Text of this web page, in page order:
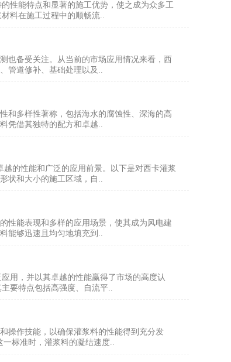
性能特点和显著的施工优势，使之成为众多工
料在施工过程中的顺畅流..
也备受关注。从当前的市场应用情况来看，西
管道修补、基础处理以及..
和多样性著称，包括海水的腐蚀性、深海的高
凭借其独特的配方和卓越..
的性能和广泛的应用前景。以下是对西卡灌浆
状和大小的施工区域，自..
性能表现和多样的应用场景，使其成为风电建
能够迅速且均匀地填充到..
用，并以其卓越的性能赢得了市场的高度认
要特点包括高强度、自流平..
操作技能，以确保灌浆料的性能得到充分发
标准时，灌浆料的凝结速度..